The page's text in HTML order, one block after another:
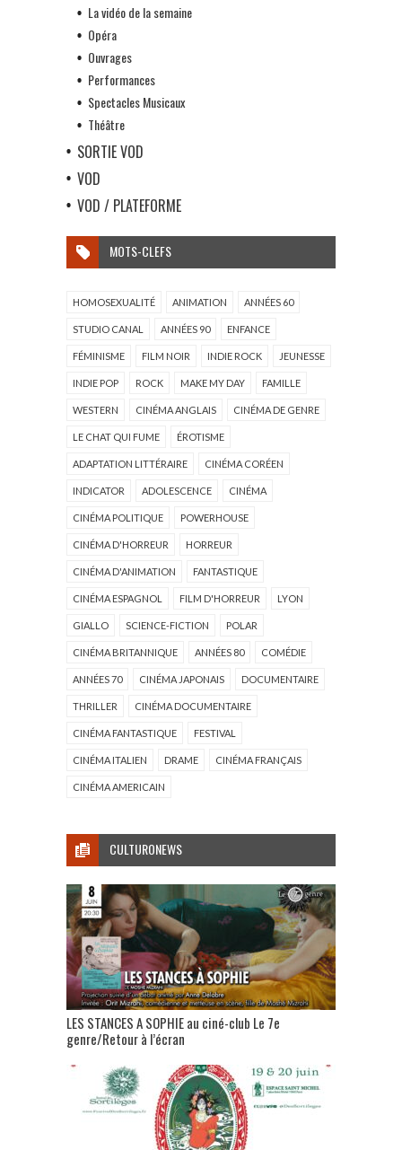
La vidéo de la semaine
Opéra
Ouvrages
Performances
Spectacles Musicaux
Théâtre
SORTIE VOD
VOD
VOD / PLATEFORME
MOTS-CLEFS
HOMOSEXUALITÉ ANIMATION ANNÉES 60
STUDIO CANAL ANNÉES 90 ENFANCE
FÉMINISME FILM NOIR INDIE ROCK JEUNESSE
INDIE POP ROCK MAKE MY DAY FAMILLE
WESTERN CINÉMA ANGLAIS CINÉMA DE GENRE
LE CHAT QUI FUME ÉROTISME
ADAPTATION LITTÉRAIRE CINÉMA CORÉEN
INDICATOR ADOLESCENCE CINÉMA
CINÉMA POLITIQUE POWERHOUSE
CINÉMA D'HORREUR HORREUR
CINÉMA D'ANIMATION FANTASTIQUE
CINÉMA ESPAGNOL FILM D'HORREUR LYON
GIALLO SCIENCE-FICTION POLAR
CINÉMA BRITANNIQUE ANNÉES 80 COMÉDIE
ANNÉES 70 CINÉMA JAPONAIS DOCUMENTAIRE
THRILLER CINÉMA DOCUMENTAIRE
CINÉMA FANTASTIQUE FESTIVAL
CINÉMA ITALIEN DRAME CINÉMA FRANÇAIS
CINÉMA AMERICAIN
CULTURONEWS
LES STANCES A SOPHIE au ciné-club Le 7e
genre/Retour à l’écran